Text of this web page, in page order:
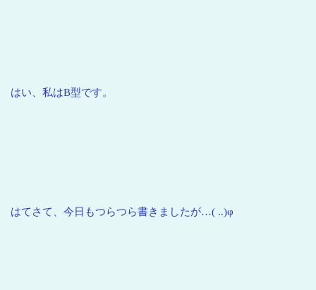
はい、私はB型です。
はてさて、今日もつらつら書きましたが…( ..)φ